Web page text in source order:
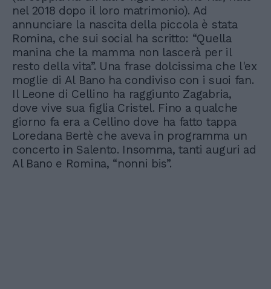
nel 2018 dopo il loro matrimonio). Ad
annunciare la nascita della piccola è stata
Romina, che sui social ha scritto: “Quella
manina che la mamma non lascerà per il
resto della vita”. Una frase dolcissima che l'ex
moglie di Al Bano ha condiviso con i suoi fan.
Il Leone di Cellino ha raggiunto Zagabria,
dove vive sua figlia Cristel. Fino a qualche
giorno fa era a Cellino dove ha fatto tappa
Loredana Bertè che aveva in programma un
concerto in Salento. Insomma, tanti auguri ad
Al Bano e Romina, “nonni bis”.